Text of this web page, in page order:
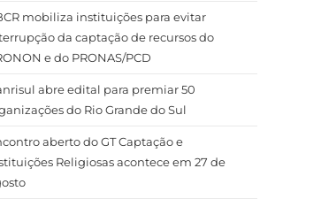
mobiliza instituições para evitar
da captação de recursos do
e do PRONAS/PCD
abre edital para premiar 50
do Rio Grande do Sul
aberto do GT Captação e
Religiosas acontece em 27 de